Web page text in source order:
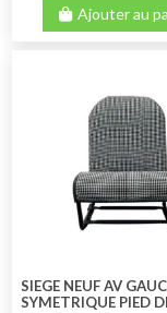
Ajouter au
SIEGE NEUF AV
SYMETRIQUE PIED